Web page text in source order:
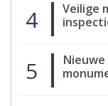
4
Veilige
5